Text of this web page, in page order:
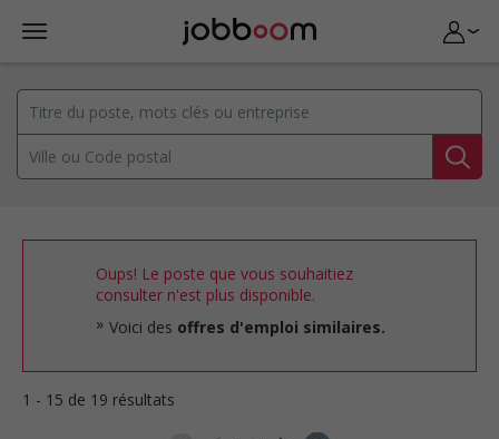
Oups! Le poste que vous souhaitiez
consulter n'est plus disponible.
Voici des offres d'emploi similaires.
1 - 15 de 19 résultats